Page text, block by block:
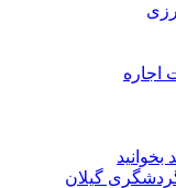
اجاره
گیلان